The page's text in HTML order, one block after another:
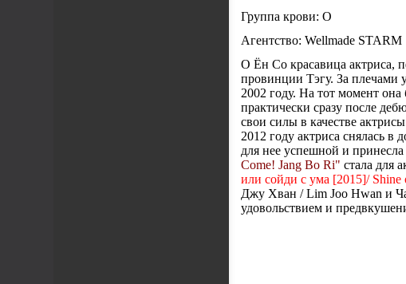
Группа крови: O
Агентство: Wellmade STARM
О Ён Со красавица актриса,
провинции Тэгу. За плечами
2002 году. На тот момент
практически сразу после
свои силы в качестве
2012 году актриса снялась в
для нее успешной и
Come! Jang Bo Ri" стала для
или сойди с ума [2015]/ Shine
Джу Хван / Lim Joo Hwan и
удовольствием и